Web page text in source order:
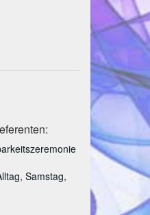
Samstag,